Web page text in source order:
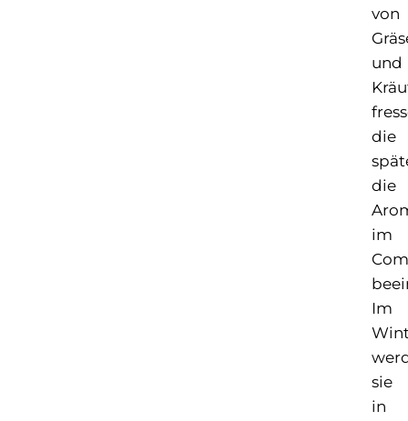
von
und
die
die
im
Im
sie
in